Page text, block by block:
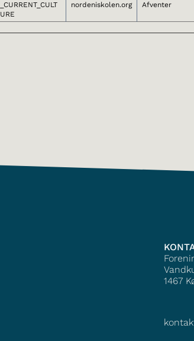
_CURRENT_CULT
URE
nordeniskolen.org Afventer
1467